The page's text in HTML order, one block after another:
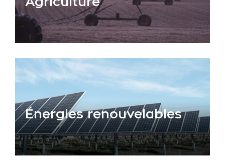
Énergies renouvelables